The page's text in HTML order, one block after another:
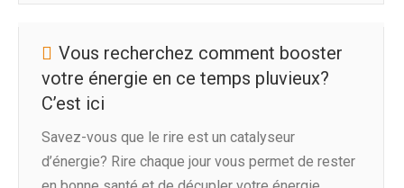
Vous recherchez comment booster
votre énergie en ce temps pluvieux?
C’est ici
Savez-vous que le rire est un catalyseur
d’énergie? Rire chaque jour vous permet de rester